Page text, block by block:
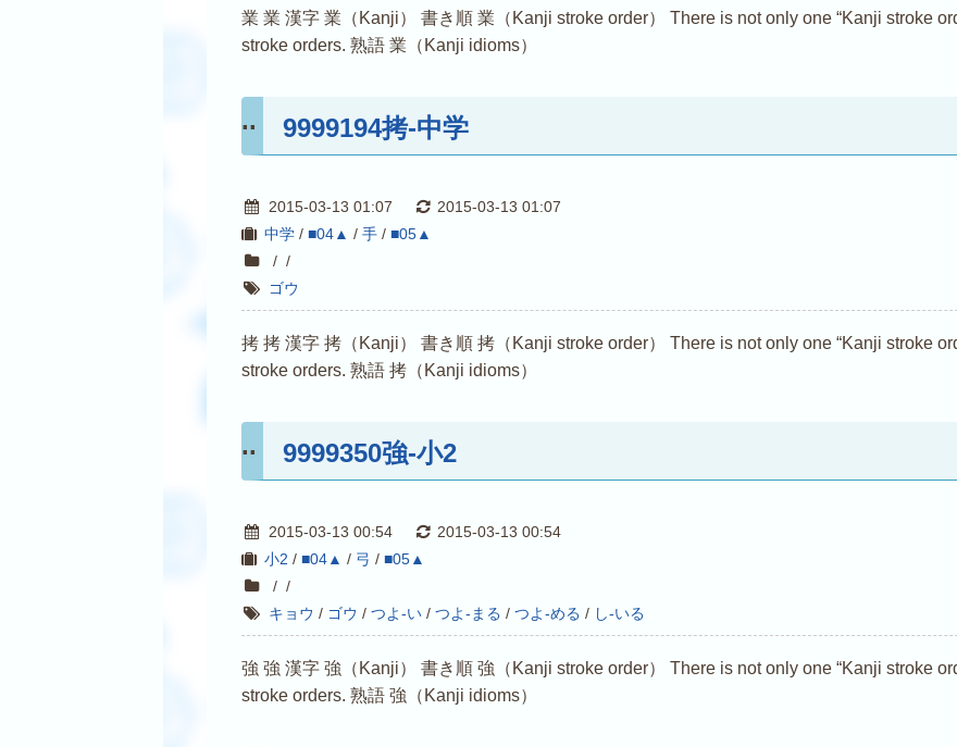
業 業 漢字 業（Kanji） 書き順 業（Kanji stroke order） There is not only one “Kanji stroke
stroke orders. 熟語 業（Kanji idioms）
9999194拷-中学
2015-03-13 01:07
2015-03-13 01:07
中学/ ■04▲ / 手/ ■05▲
/ /
ゴウ
拷 拷 漢字 拷（Kanji） 書き順 拷（Kanji stroke order） There is not only one “Kanji stroke
stroke orders. 熟語 拷（Kanji idioms）
9999350強-小2
2015-03-13 00:54
2015-03-13 00:54
小2 / ■04▲ / 弓 / ■05▲
/ /
キョウ / ゴウ /つよ-い /つよ-まる /つよ-める / し-いる
強 強 漢字 強（Kanji） 書き順 強（Kanji stroke order） There is not only one “Kanji stroke
stroke orders. 熟語 強（Kanji idioms）